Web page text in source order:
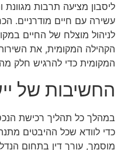
ליסבון מציעה תרבות
עשירה עם חיים מודרניים.
לניהול מוצלח של החיים
הקהילה המקומית, את
המקומית כדי להרגיש חלק
החשיבות של
במהלך כל תהליך רכישת
כדי לוודא שכל ההיבטים
מוסמך, עורך דין בתחום